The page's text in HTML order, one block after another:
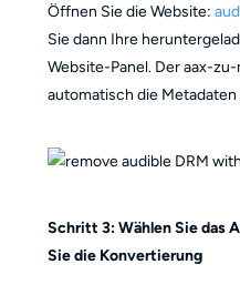
Öffnen Sie die Website:
Sie dann Ihre
Website-Panel. Der aax-
automatisch die Metadaten
Schritt 3: Wählen Sie das
Sie die Konvertierung